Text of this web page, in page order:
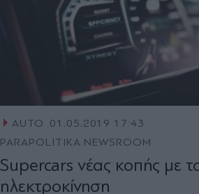
AUTO
01.05.2019 17:43
PARAPOLITIKA NEWSROOM
Supercars νέας κοπής με
ηλεκτροκίνηση